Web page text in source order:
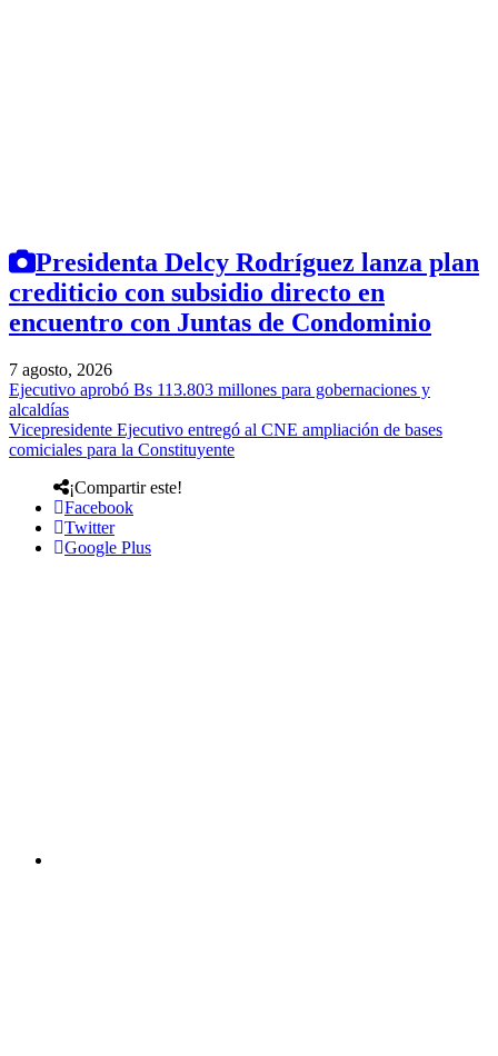
Presidenta Delcy Rodríguez lanza plan
crediticio con subsidio directo en
encuentro con Juntas de Condominio
7 agosto, 2026
Ejecutivo aprobó Bs 113.803 millones para gobernaciones y
alcaldías
Vicepresidente Ejecutivo entregó al CNE ampliación de bases
comiciales para la Constituyente
¡Compartir este!
Facebook
Twitter
Google Plus